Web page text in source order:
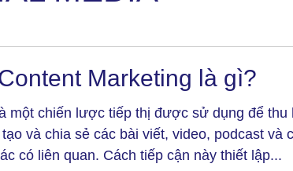
Marketing là gì?
một chiến lược tiếp thị được sử dụng để thu
và chia sẻ các bài viết, video, podcast và
có liên quan. Cách tiếp cận này thiết lập...